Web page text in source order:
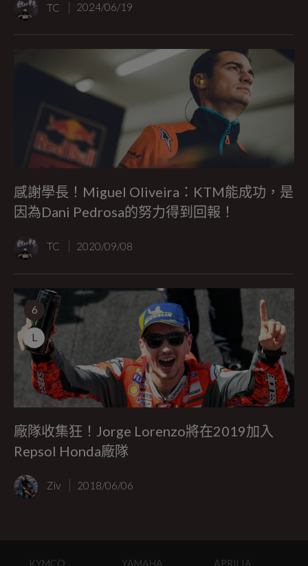
TC 2024/06/19
感謝學長！Miguel Oliveira：KTM能成功，是
因為Dani Pedrosa的努力得到回報！
TC 2020/09/08
6
L
廠隊收集狂！Jorge Lorenzo將在2019加入
Repsol Honda廠隊
Ziv 2018/06/06
KYMCO
YAMAHA
APRILIA